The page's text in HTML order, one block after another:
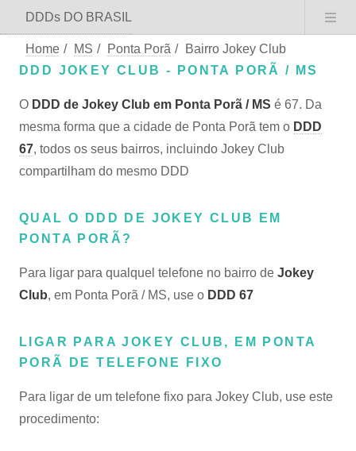
DDDs DO BRASIL
Home / MS / Ponta Porã /
Bairro Jokey Club
DDD JOKEY CLUB - PONTA PORÃ / MS
O DDD de Jokey Club em Ponta Porã / MS é 67. Da
mesma forma que a cidade de Ponta Porã tem o DDD
67, todos os seus bairros, incluindo Jokey Club
compartilham do mesmo DDD
QUAL O DDD DE JOKEY CLUB EM
PONTA PORÃ?
Para ligar para qualquel telefone no bairro de Jokey
Club, em Ponta Porã / MS, use o DDD 67
LIGAR PARA JOKEY CLUB, EM PONTA
PORÃ DE TELEFONE FIXO
Para ligar de um telefone fixo para Jokey Club, use este
procedimento: